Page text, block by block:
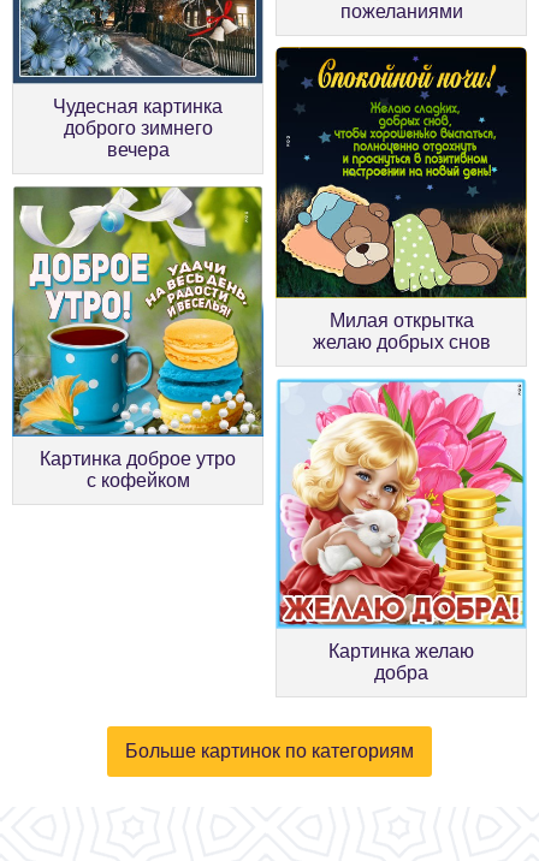
пожеланиями
Чудесная картинка
доброго зимнего
вечера
Милая открытка
желаю добрых снов
Картинка доброе утро
с кофейком
Картинка желаю
добра
Больше картинок по категориям